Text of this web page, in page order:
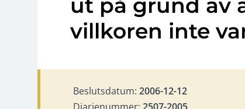
villkoren inte
Beslutsdatum: 2006-12-12